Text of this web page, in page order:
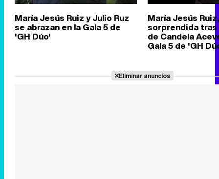
María Jesús Ruiz y Julio Ruz
se abrazan en la Gala 5 de
'GH Dúo'
María Jesús Ruiz,
sorprendida tras
de Candela
Gala 5 de 'GH
Eliminar anuncios